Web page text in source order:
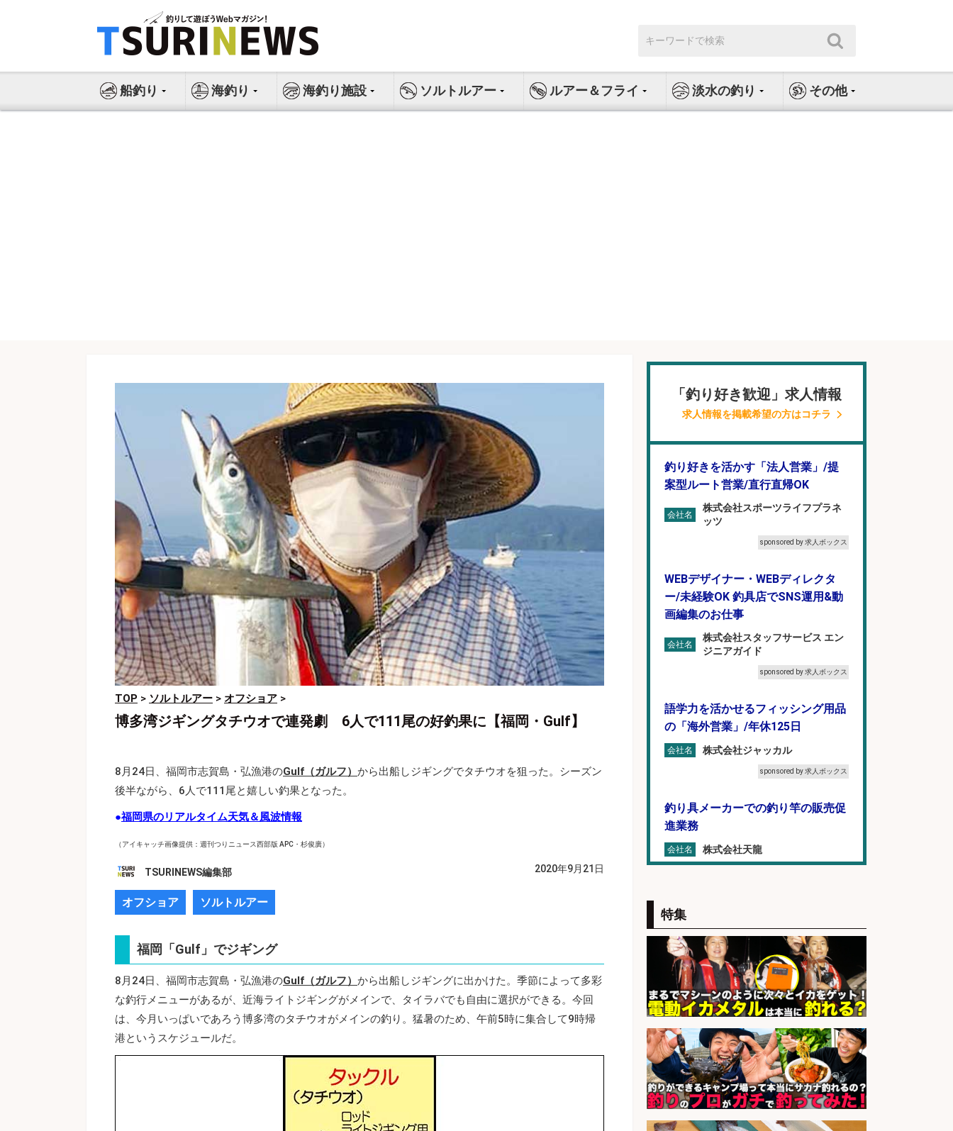
ス
索:
船釣り 海釣り 海釣り施設 ソルトルアー ルアー＆フライ 淡水の釣り その他
TOP > ソルトルアー > オフショア >
博多湾ジギングタチウオで連発劇 6人で111尾の好釣果に【福岡・Gulf】
8月24日、福岡市志賀島・弘漁港のGulf（ガルフ） から出船しジギングでタチウオを狙った。シーズン
後半ながら、6人で111尾と嬉しい釣果となった。
●福岡県のリアルタイム天気＆風波情報
（アイキャッチ画像提供：週刊つりニュース西部版 APC・杉俊廣）
TSURINEWS編集部 2020年9月21日
オフショア ソルトルアー
福岡「Gulf」でジギング
8月24日、福岡市志賀島・弘漁港のGulf（ガルフ） から出船しジギングに出かけた。季節によって多彩
な釣行メニューがあるが、近海ライトジギングがメインで、タイラバでも自由に選択ができる。今回
は、今月いっぱいであろう博多湾のタチウオがメインの釣り。猛暑のため、午前5時に集合して9時帰
港というスケジュールだ。
「釣り好き歓迎」求人情報
求人情報を掲載希望の方はコチラ
釣り好きを活かす「法人営業」/提
案型ルート営業/直行直帰OK
会社名
株式会社スポーツライフプラネ
ッツ
sponsored by 求人ボックス
WEBデザイナー・WEBディレクタ
ー/未経験OK 釣具店でSNS運用&動
画編集のお仕事
会社名
株式会社スタッフサービス エン
ジニアガイド
sponsored by 求人ボックス
語学力を活かせるフィッシング用品
の「海外営業」/年休125日
会社名 株式会社ジャッカル
sponsored by 求人ボックス
釣り具メーカーでの釣り竿の販売促
進業務
会社名 株式会社天龍
釣り具メーカーでの釣り竿の設計開
発業務
会社名 株式会社天龍
sponsored by 求人ボックス
魚の「バイヤー」貴方の目利きでヒ
会社名 株式会社コムライン
sponsored by 求人ボックス
オキアミをはじめとする釣り餌の
「製造」/釣り好き歓迎
特集